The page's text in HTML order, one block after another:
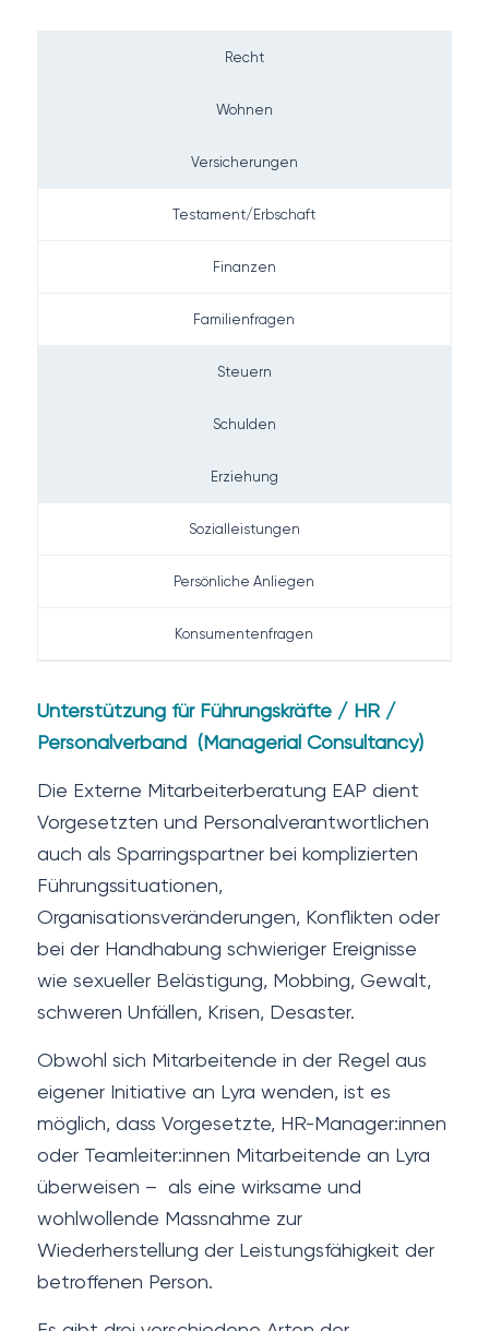
Recht
Wohnen
Versicherungen
Testament/Erbschaft
Finanzen
Familienfragen
Steuern
Schulden
Erziehung
Sozialleistungen
Persönliche Anliegen
Konsumentenfragen
Unterstützung für Führungskräfte / HR /
Personalverband (Managerial Consultancy)
Die Externe Mitarbeiterberatung EAP dient
Vorgesetzten und Personalverantwortlichen
auch als Sparringspartner bei komplizierten
Führungssituationen,
Organisationsveränderungen, Konflikten oder
bei der Handhabung schwieriger Ereignisse
wie sexueller Belästigung, Mobbing, Gewalt,
schweren Unfällen, Krisen, Desaster.
Obwohl sich Mitarbeitende in der Regel aus
eigener Initiative an Lyra wenden, ist es
möglich, dass Vorgesetzte, HR-Manager:innen
oder Teamleiter:innen Mitarbeitende an Lyra
überweisen – als eine wirksame und
wohlwollende Massnahme zur
Wiederherstellung der Leistungsfähigkeit der
betroffenen Person.